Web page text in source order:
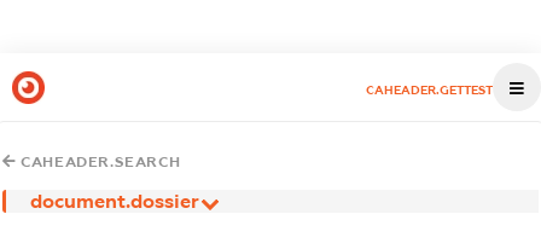
CAHEADER.GETTEST
CAHEADER.SEARCH
document.dossier